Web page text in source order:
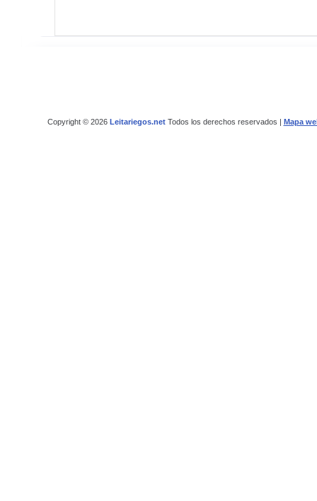
Copyright © 2026 Leitariegos.netTodos los derechos reservados | Mapa